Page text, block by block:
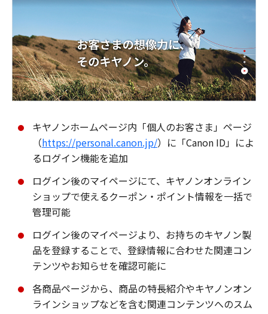
キヤノンホームページ内「個人のお客さま」ページ
（https://personal.canon.jp/）に「Canon ID」によ
るログイン機能を追加
ログイン後のマイページにて、キヤノンオンライン
ショップで使えるクーポン・ポイント情報を一括で
管理可能
ログイン後のマイページより、お持ちのキヤノン製
品を登録することで、登録情報に合わせた関連コン
テンツやお知らせを確認可能に
各商品ページから、商品の特長紹介やキヤノンオン
ラインショップなどを含む関連コンテンツへのスム